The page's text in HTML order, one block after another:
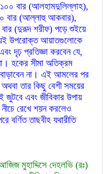
বার (আলহামদুলিল্লাহ),
বার (আল্লাহু আকবার),
(দুরূদ শরীফ) পড়ে শুইয়ে
উপরোক্ত আয়াতগুলোকে
দৃঢ় প্রতিজ্ঞা করবেন যে,
হকের সীমা অতিক্রম
বাড়াবেন না। এই আমলের পর
তার কিছু বেশী সময়ের
এবং জীবিকার উপায়
রেখে শয়ন করলেও
তাছবীহ যথারীতি
মুহাদ্দিসে দেহলভি (রঃ)